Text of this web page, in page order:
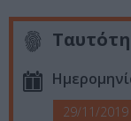
29/11/2019